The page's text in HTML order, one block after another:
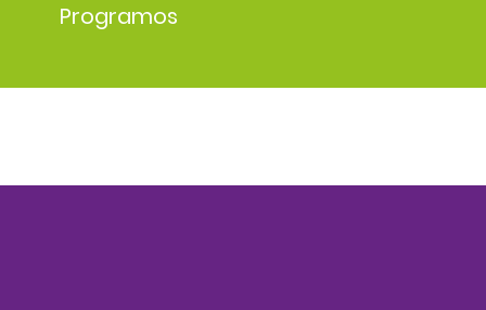
Programos